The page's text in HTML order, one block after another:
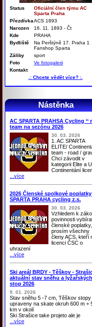
Status
Oficiální člen týmu AC
Sparta Praha
PřezdívkaACS 1893
Narozen
16. 11. 1893 - Čt
Kde
PRAHA
Bydliště
Na Perštýně 17. Praha 1
Fanshop Sparta
Záliby
sport
Foto
Ve fotogalerii
Kontakt
.: Chcete vědět více? :.
Nástěnka
AC SPARTA PRAHSA Cycling ‘‘
team na sezónu 2026
30. 03. 2026
1. AC SPARTA
ELITE/
team - road /
Chci závodit v
kategorii Elite a
Continentání
...více
2026 Členské spolkové
SPARTA PRAHA cycling z.s.
30. 03. 2026
Vzhledem k
povinnosti
členské poplatky,
prosím všechny
členy ACS, kteří
licenci ČSC o
uhrazení
...více
Ski areál BRDY - Těškov -
aktuální stav sněhu a lyžařských
stop 2026
9. 01. 2026
Stav sněhu 5 -7 cm, Těškov stopy
upraveny na skate okruh 600 m +
km v okolí
Ski Strašice take projeto ale je
...více